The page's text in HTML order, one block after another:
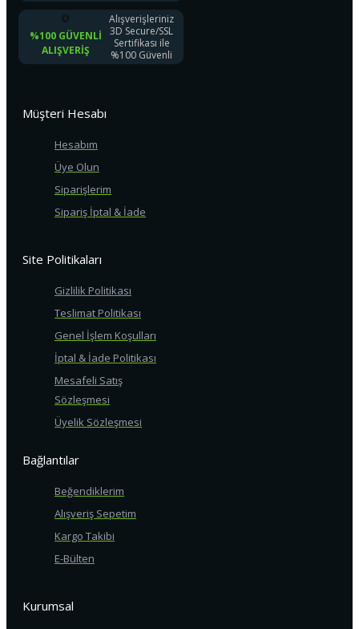
%100 GÜVENLI
ALIŞVERIŞ
Alışverişleriniz
3D Secure/SSL
Sertifikası ile
%100 Güvenli
Müşteri Hesabı
Hesabım
Üye Olun
Siparişlerim
Sipariş İptal & İade
Site Politikaları
Gizlilik Politikası
Teslimat Politikası
Genel İşlem Koşulları
İptal & İade Politikası
Mesafeli Satış
Sözleşmesi
Üyelik Sözleşmesi
Bağlantılar
Beğendiklerim
Alışveriş Sepetim
Kargo Takibi
E-Bülten
Kurumsal